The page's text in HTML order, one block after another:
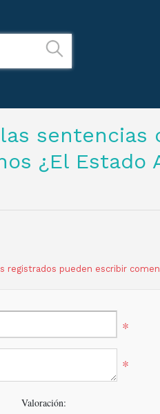
sentencias
¿El
registrados pueden escribir
*
*
Valoración: